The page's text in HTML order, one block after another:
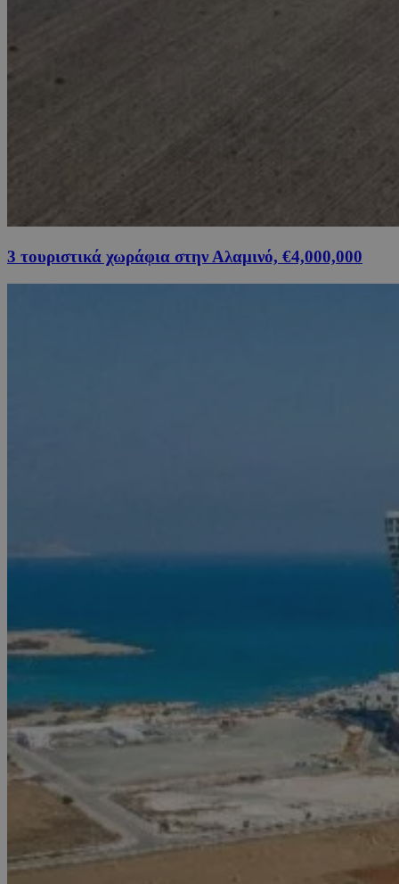
3 τουριστικά χωράφια στην Αλαμινό, €4,000,000